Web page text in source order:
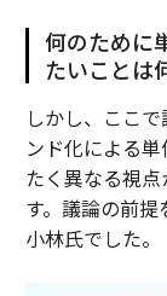
何のために
たいことは
しかし、ここ
ンド化による
たく異なる視
す。議論の前
小林氏でした。